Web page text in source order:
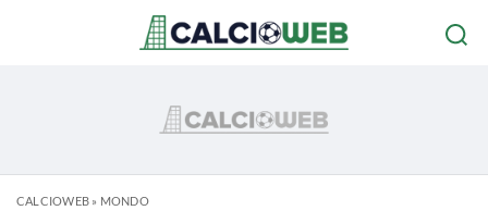
CALCIOWEB» MONDO